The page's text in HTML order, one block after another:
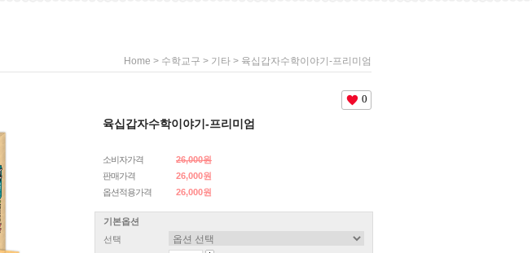
Home > 수학교구 > 기타 > 육십갑자수학이야기-프리미엄
0
육십갑자수학이야기-프리미엄
소비자가격
26,000원
판매가격
26,000원
옵션적용가격
26,000원
기본옵션
선택